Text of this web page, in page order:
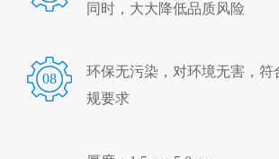
同时，大大降低品质风险
08
环保无污染，对环境无害，符
规要求